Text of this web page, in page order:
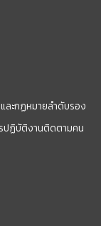
ละกฏหมายลำดับรอง
ปฏิบัติงานติดตามคน